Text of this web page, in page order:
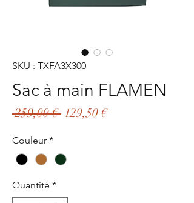
SKU : TXFA3X300
Sac à main FLAMEN
259,00 € Prix
129,50 €Prix
Couleur *
Quantité *